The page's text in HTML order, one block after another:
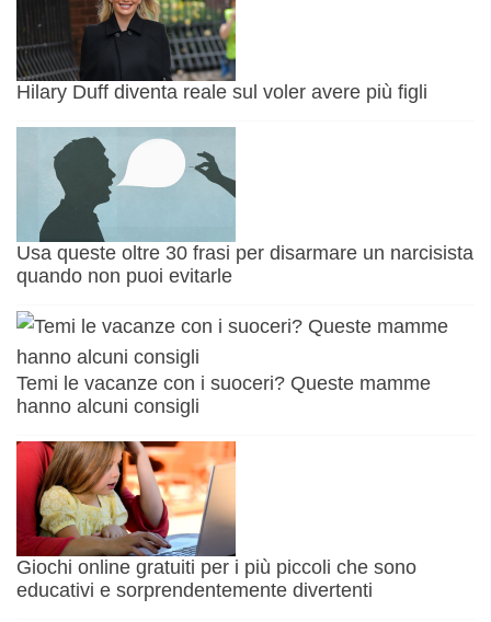
Hilary Duff diventa reale sul voler avere più figli
Usa queste oltre 30 frasi per disarmare un narcisista
quando non puoi evitarle
Temi le vacanze con i suoceri? Queste mamme
hanno alcuni consigli
Giochi online gratuiti per i più piccoli che sono
educativi e sorprendentemente divertenti